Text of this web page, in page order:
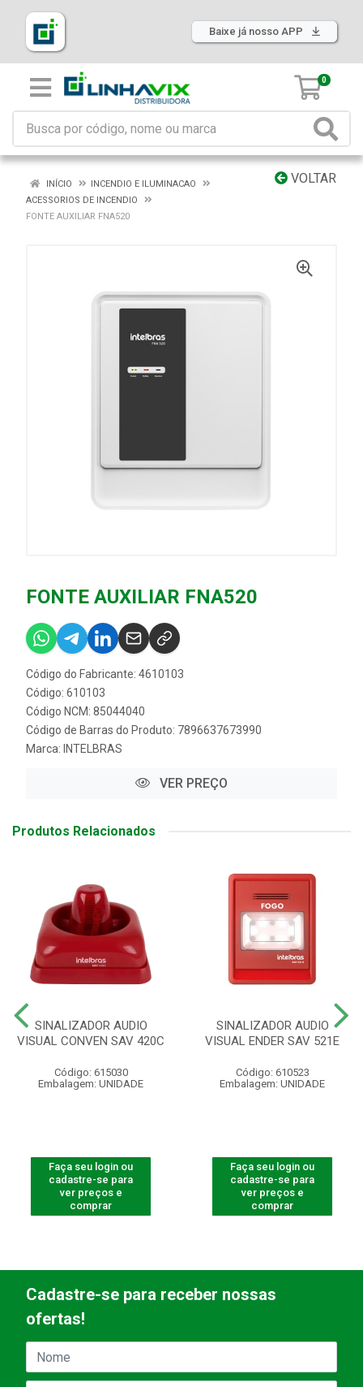
Baixe já nosso APP
0
VOLTAR
INÍCIO
INCENDIO E ILUMINACAO
ACESSORIOS DE INCENDIO
FONTE AUXILIAR FNA520
FONTE AUXILIAR FNA520
Código do Fabricante: 4610103
Código: 610103
Código NCM: 85044040
Código de Barras do Produto: 7896637673990
Marca: INTELBRAS
VER PREÇO
Produtos Relacionados
SINALIZADOR AUDIO
VISUAL CONVEN SAV 420C
Código: 615030
Embalagem: UNIDADE
Faça seu login ou
cadastre-se para
ver preços e
comprar
SINALIZADOR AUDIO
VISUAL ENDER SAV 521E
Código: 610523
Embalagem: UNIDADE
Faça seu login ou
cadastre-se para
ver preços e
comprar
Cadastre-se para receber nossas
ofertas!